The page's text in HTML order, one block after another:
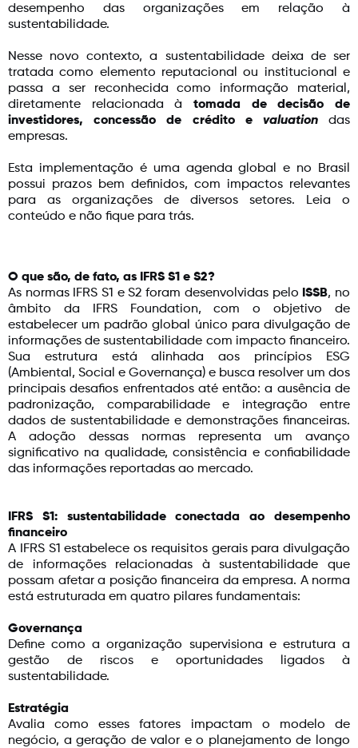
desempenho das organizações em relação à
sustentabilidade.
Nesse novo contexto, a sustentabilidade deixa de ser
tratada como elemento reputacional ou institucional e
passa a ser reconhecida como informação material,
diretamente relacionada à tomada de decisão de
investidores, concessão de crédito e valuation
das
empresas.
Esta implementação é uma agenda global e no Brasil
possui prazos bem definidos, com impactos relevantes
para as organizações de diversos setores. Leia o
conteúdo e não fique para trás.
O que são, de fato, as IFRS S1 e S2?
As normas IFRS S1 e S2 foram desenvolvidas pelo ISSB, no
âmbito da IFRS Foundation, com o objetivo de
estabelecer um padrão global único para divulgação de
informações de sustentabilidade com impacto financeiro.
Sua estrutura está alinhada aos princípios ESG
(Ambiental, Social e Governança) e busca resolver um dos
principais desafios enfrentados até então: a ausência de
padronização, comparabilidade e integração entre
dados de sustentabilidade e demonstrações financeiras.
A adoção dessas normas representa um avanço
significativo na qualidade, consistência e confiabilidade
das informações reportadas ao mercado.
IFRS S1: sustentabilidade conectada ao desempenho
financeiro
A IFRS S1 estabelece os requisitos gerais para divulgação
de informações relacionadas à sustentabilidade que
possam afetar a posição financeira da empresa. A norma
está estruturada em quatro pilares fundamentais:
Governança
Define como a organização supervisiona e estrutura a
gestão de riscos e oportunidades ligados à
sustentabilidade.
Estratégia
Avalia como esses fatores impactam o modelo de
negócio, a geração de valor e o planejamento de longo